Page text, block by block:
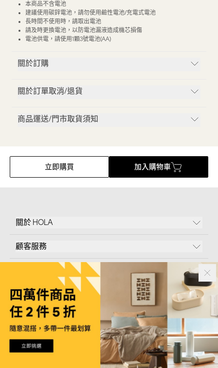
本商品不含電池
建議使用碳鋅電池，請勿使用鹼性電池/充電式電池
長時間不使用時，請取出電池
請及時更換電池，以防電池漏液造成機芯損傷
電池供電，請使用1顆3號電池(AA)
關於訂購
關於訂單取消/退貨
商品運送/門市取貨須知
立即購買 加入購物車
關於 HOLA
顧客服務
和樂家居股份有限公司｜臺北市內湖區新湖三路23號5樓
版權所有｜© Copyright 2024 HOLA Furnishing CO., LTD. All Rights Reserved
聯絡客服為您確認身分後再行取消
Follow Us